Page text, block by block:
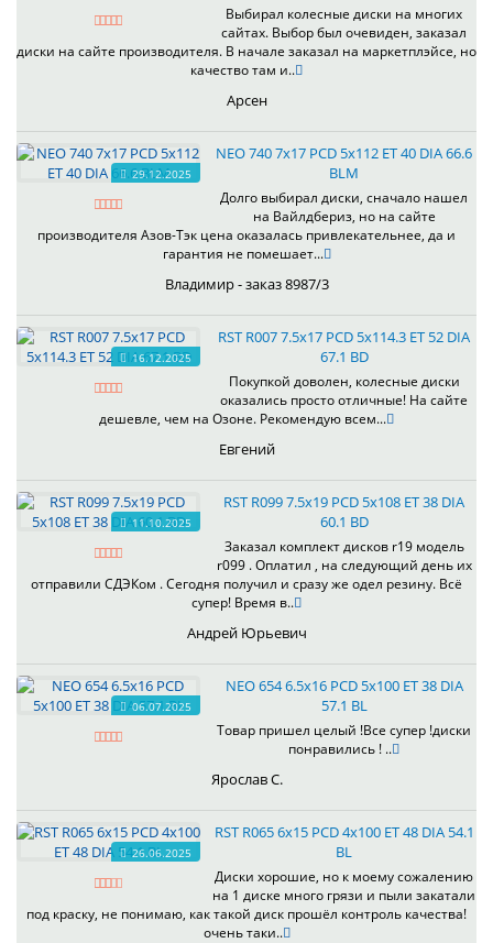
Выбирал колесные диски на многих
сайтах. Выбор был очевиден, заказал
диски на сайте производителя. В начале заказал на маркетплэйсе, но
качество там и..
Арсен
29.12.2025
NEO 740 7x17 PCD 5x112 ET 40 DIA 66.6
BLM
Долго выбирал диски, сначало нашел
на Вайлдбериз, но на сайте
производителя Азов-Тэк цена оказалась привлекательнее, да и
гарантия не помешает...
Владимир - заказ 8987/3
16.12.2025
RST R007 7.5x17 PCD 5x114.3 ET 52 DIA
67.1 BD
Покупкой доволен, колесные диски
оказались просто отличные! На сайте
дешевле, чем на Озоне. Рекомендую всем...
Евгений
11.10.2025
RST R099 7.5x19 PCD 5x108 ET 38 DIA
60.1 BD
Заказал комплект дисков r19 модель
r099 . Оплатил , на следующий день их
отправили СДЭКом . Сегодня получил и сразу же одел резину. Всё
супер! Время в..
Андрей Юрьевич
06.07.2025
NEO 654 6.5x16 PCD 5x100 ET 38 DIA
57.1 BL
Товар пришел целый !Все супер !диски
понравились ! ..
Ярослав С.
26.06.2025
RST R065 6x15 PCD 4x100 ET 48 DIA 54.1
BL
Диски хорошие, но к моему сожалению
на 1 диске много грязи и пыли закатали
под краску, не понимаю, как такой диск прошёл контроль качества!
очень таки..